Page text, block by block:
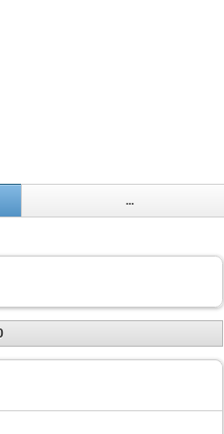
...